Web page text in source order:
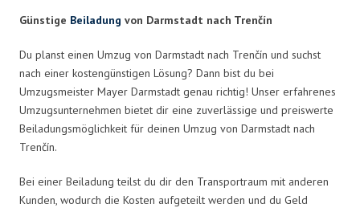
Günstige Beiladung von Darmstadt nach Trenčín
Du planst einen Umzug von Darmstadt nach Trenčín und suchst
nach einer kostengünstigen Lösung? Dann bist du bei
Umzugsmeister Mayer Darmstadt genau richtig! Unser erfahrenes
Umzugsunternehmen bietet dir eine zuverlässige und preiswerte
Beiladungsmöglichkeit für deinen Umzug von Darmstadt nach
Trenčín.
Bei einer Beiladung teilst du dir den Transportraum mit anderen
Kunden, wodurch die Kosten aufgeteilt werden und du Geld